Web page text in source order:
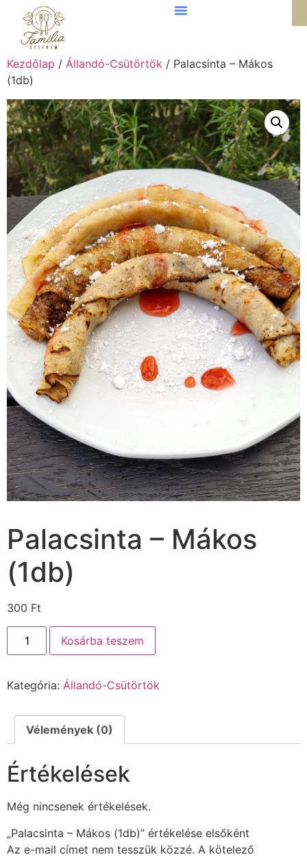
Kezdőlap / Állandó-Csütörtök / Palacsinta – Mákos
(1db)
Palacsinta – Mákos
(1db)
300 Ft
Kosárba teszem
Kategória: Állandó-Csütörtök
Vélemények (0)
Értékelések
Még nincsenek értékelések.
„Palacsinta – Mákos (1db)” értékelése elsőként
Az e-mail címet nem tesszük közzé. A kötelező